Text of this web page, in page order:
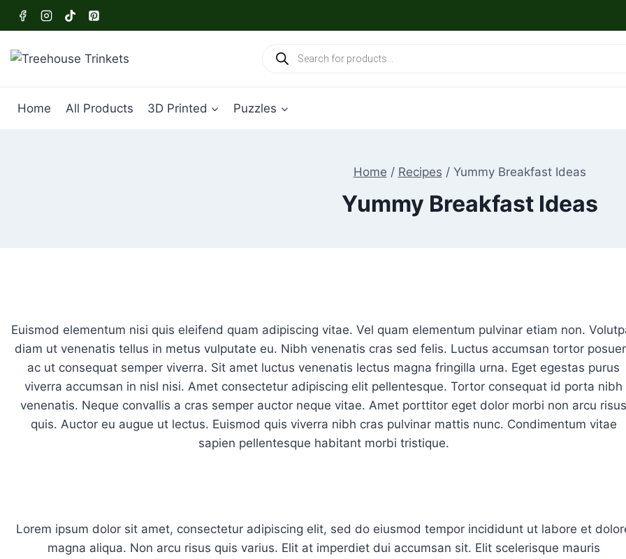
Skip
to
content
Products
search
Home All Products 3D Printed Puzzles
Home / Recipes / Yummy Breakfast Ideas
Yummy Breakfast Ideas
Euismod elementum nisi quis eleifend quam adipiscing vitae. Vel quam elementum pulvinar etiam non.
diam ut venenatis tellus in metus vulputate eu. Nibh venenatis cras sed felis. Luctus accumsan tortor
ac ut consequat semper viverra. Sit amet luctus venenatis lectus magna fringilla urna. Eget egestas purus
viverra accumsan in nisl nisi. Amet consectetur adipiscing elit pellentesque. Tortor consequat id porta nibh
venenatis. Neque convallis a cras semper auctor neque vitae. Amet porttitor eget dolor morbi non arcu
quis. Auctor eu augue ut lectus. Euismod quis viverra nibh cras pulvinar mattis nunc. Condimentum vitae
sapien pellentesque habitant morbi tristique.
Lorem ipsum dolor sit amet, consectetur adipiscing elit, sed do eiusmod tempor incididunt ut labore et
magna aliqua. Non arcu risus quis varius. Elit at imperdiet dui accumsan sit. Elit scelerisque mauris